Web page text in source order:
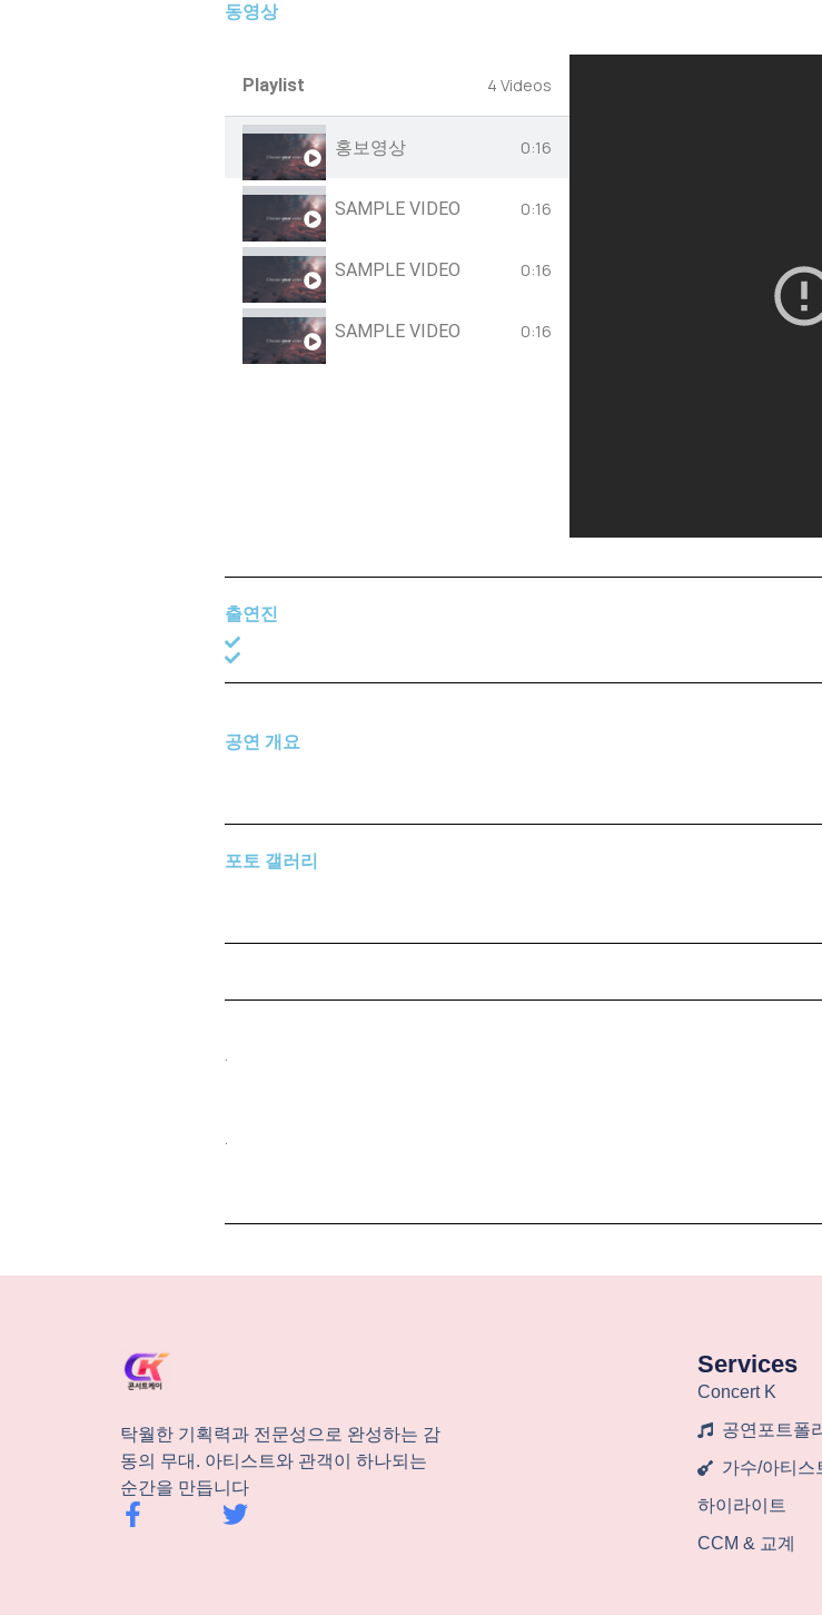
동영상
Playlist 4 Videos
홍보영상 0:16
SAMPLE VIDEO 0:16
SAMPLE VIDEO 0:16
SAMPLE VIDEO 0:16
출연진
공연 개요
포토 갤러리
.
.
탁월한 기획력과 전문성으로 완성하는 감
동의 무대. 아티스트와 관객이 하나되는
순간을 만듭니다
F
a
T
Services
Concert K
공연포트폴
가수/아티스
하이라이트
CCM & 교계